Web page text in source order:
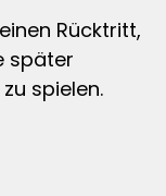
Rücktritt,
später
spielen.